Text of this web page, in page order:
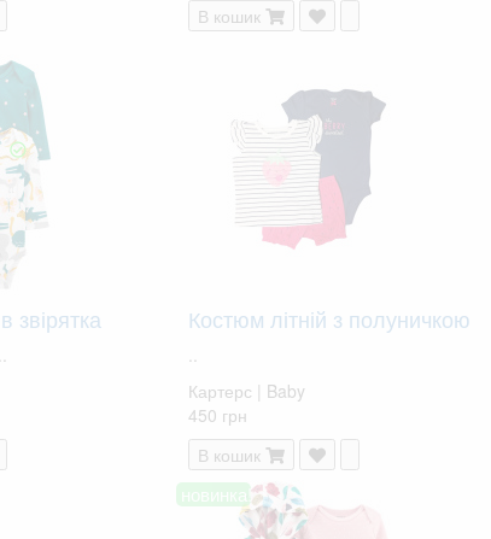
В кошик
звірятка Костюм літній з полуничкою
Картерс | Baby
450 грн
В кошик
новинка!